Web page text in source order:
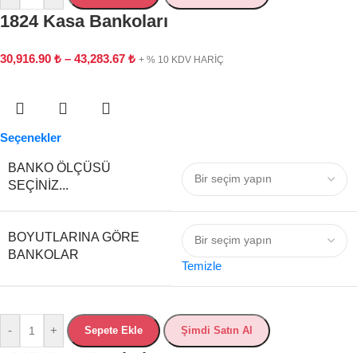
1824 Kasa Bankoları
30,916.90 ₺ – 43,283.67 ₺ + % 10 KDV HARİÇ
Seçenekler
BANKO ÖLÇÜSÜ
SEÇINIZ...
BOYUTLARINA GÖRE
BANKOLAR
Temizle
- + Sepete Ekle Şimdi Satın Al